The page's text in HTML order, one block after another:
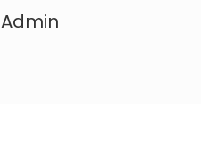
Admin